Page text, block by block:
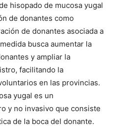
hisopado de mucosa yugal
de donantes como
de donantes asociada a
busca aumentar la
y ampliar la
facilitando la
en las provincias.
yugal es un
y no invasivo que consiste
de la boca del donante.